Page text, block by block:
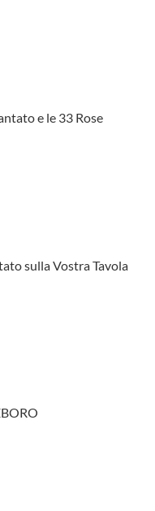
e le 33 Rose
sulla Vostra Tavola